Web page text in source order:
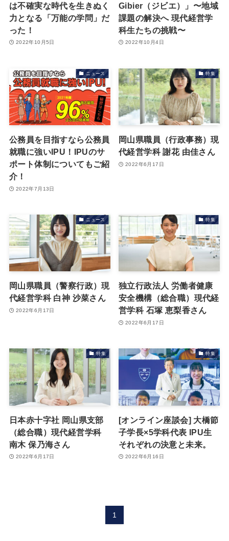
は不確実な時代を⽣きぬく
⼒となる「万能の学問」だ
った！
2022年10月5日
Gibier（ジビエ）」〜地域
課題の解決へ 現代経営学
科⽣たちの挑戦〜
2022年10月4日
ニュース
公務員を目指すなら公務員
就職に強いIPU！IPUのサ
ポート体制についてもご紹
介！
2022年7月13日
特集
岡山県職員（行政事務）現
代経営学科 謝花 由佳さん
2022年6月17日
ニュース
岡山県職員（警察行政）現
代経営学科 白神 沙菜さん
2022年6月17日
特集
独立行政法人 労働者健康
安全機構（総合職）現代経
営学科 石塚 恵梨香さん
2022年6月17日
特集
日本赤十字社 岡山県支部
（総合職）現代経営学科
南木 保乃海さん
2022年6月17日
特集
[オンライン座談会] 大橋節
子学長×5学科代表 IPU生
それぞれの決意と未来。
2022年6月16日
1